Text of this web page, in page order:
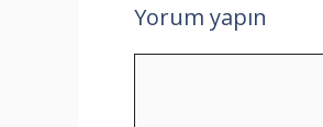
Yorum yapın